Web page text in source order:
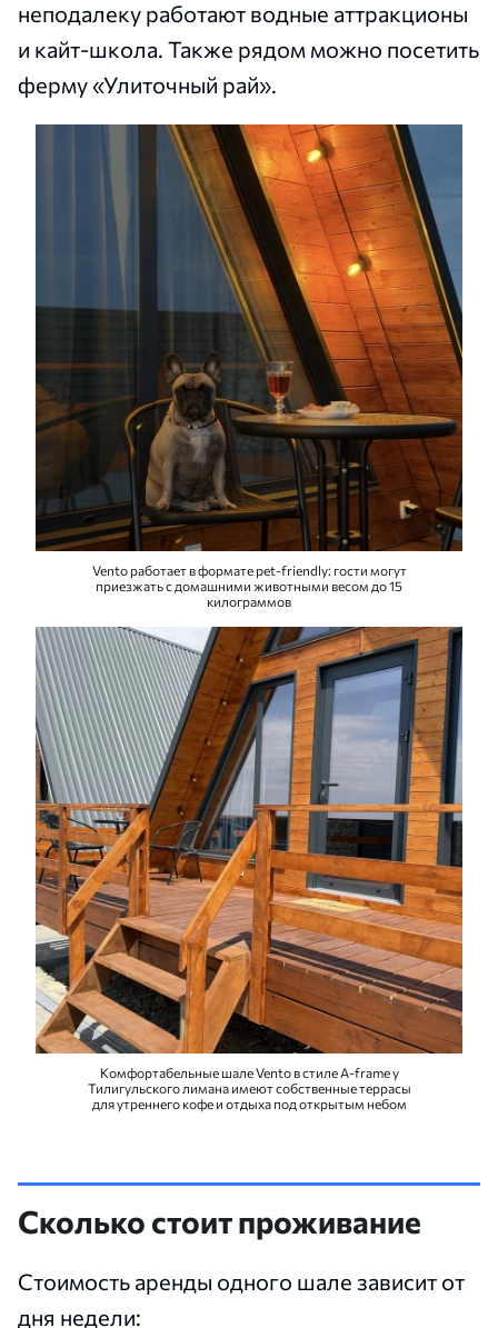
неподалеку работают водные аттракционы
и кайт-школа. Также рядом можно посетить
ферму «Улиточный рай».
Vento работает в формате pet-friendly: гости могут
приезжать с домашними животными весом до 15
килограммов
Комфортабельные шале Vento в стиле A-frame у
Тилигульского лимана имеют собственные террасы
для утреннего кофе и отдыха под открытым небом
Сколько стоит проживание
Стоимость аренды одного шале зависит от
дня недели: